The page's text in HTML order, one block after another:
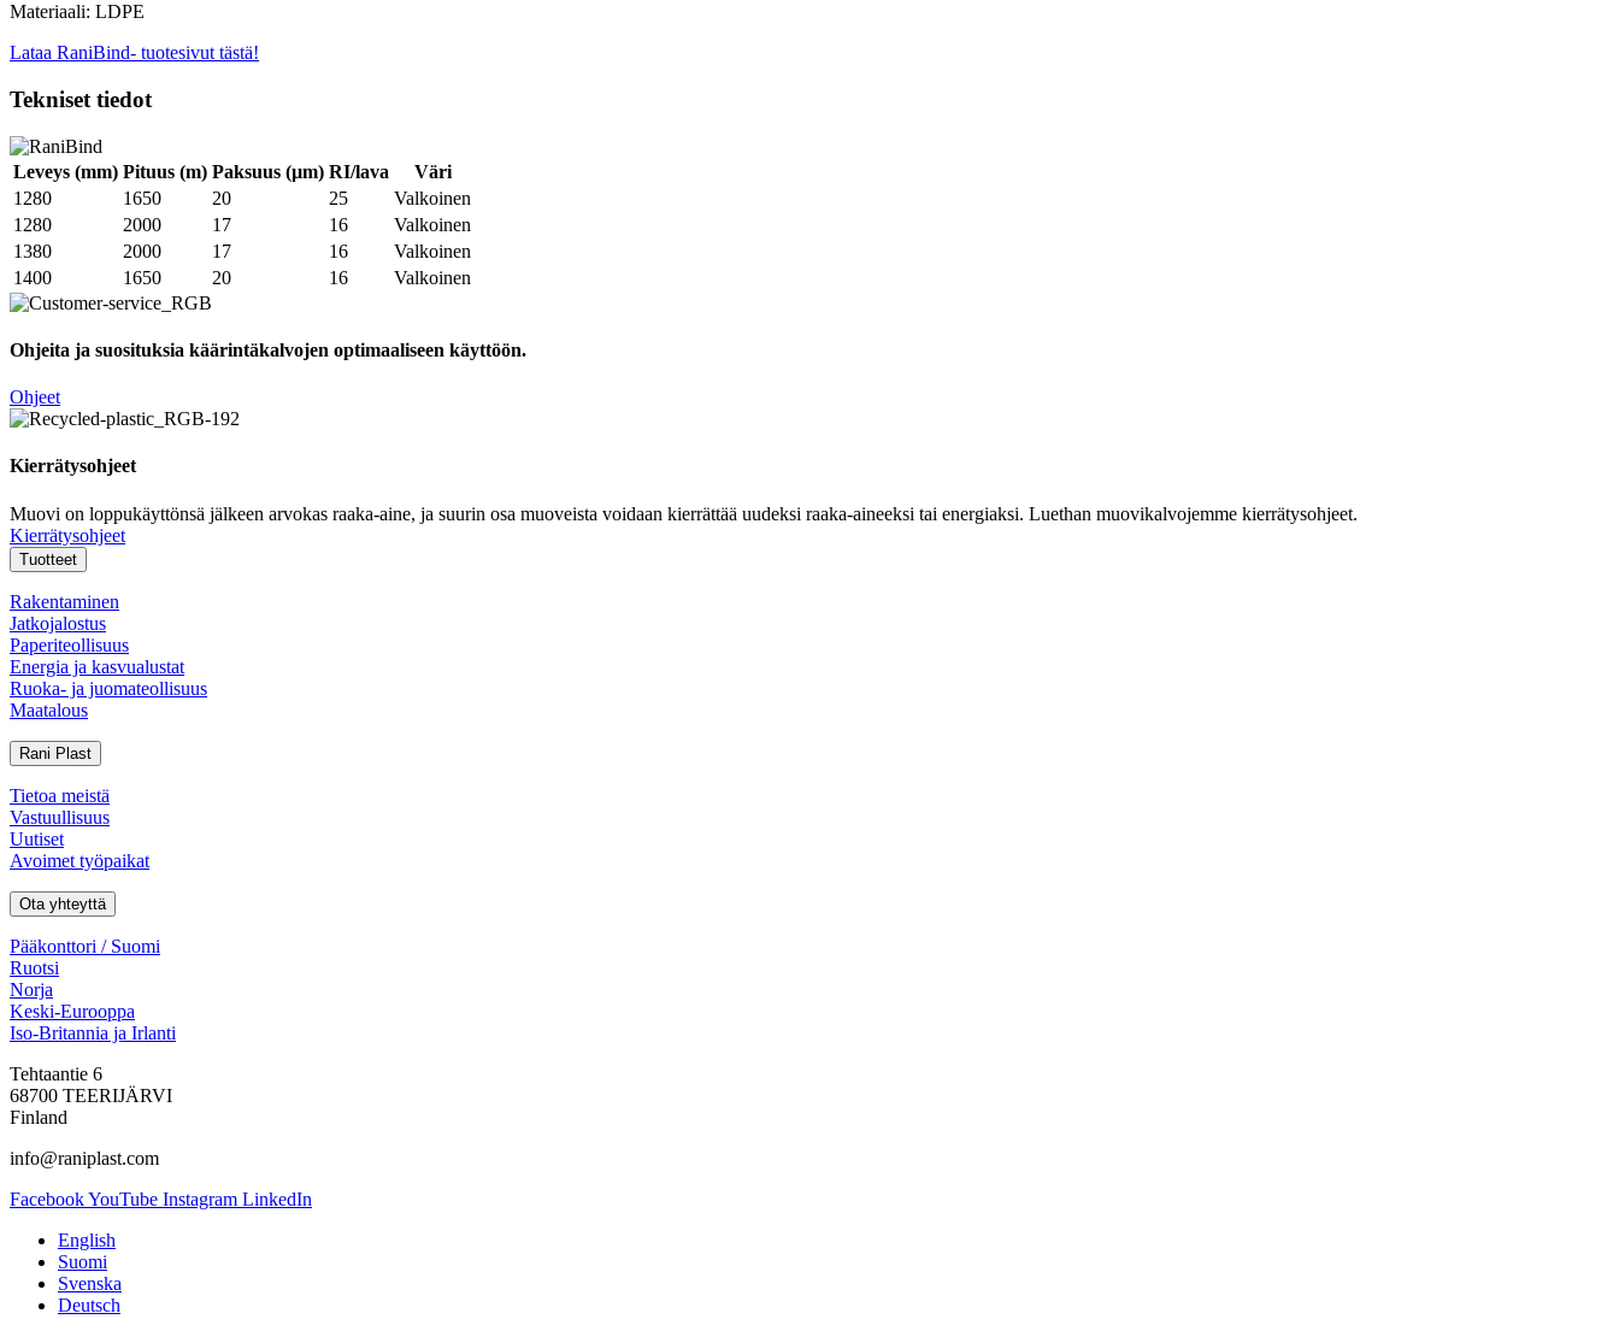
Materiaali: LDPE
Lataa RaniBind- tuotesivut tästä!
Tekniset tiedot
Leveys (mm) Pituus (m) Paksuus (µm) RI/lava
Väri
1280
1650 20 25
Valkoinen
1280
2000 17 16
Valkoinen
1380
2000 17 16
Valkoinen
1400
1650 20 16 Valkoinen
Ohjeita ja suosituksia käärintäkalvojen optimaaliseen käyttöön.
Ohjeet
Kierrätysohjeet
Muovi on loppukäyttönsä jälkeen arvokas raaka-aine, ja suurin osa muoveista voidaan kierrättää uudeksi raaka-aineeksi tai energiaksi. Luethan muovikalvojemme kierrätysohjeet.
Kierrätysohjeet
Tuotteet
Rakentaminen
Jatkojalostus
Paperiteollisuus
Energia ja kasvualustat
Ruoka- ja juomateollisuus
Maatalous
Rani Plast
Tietoa meistä
Vastuullisuus
Uutiset
Avoimet työpaikat
Ota yhteyttä
Pääkonttori / Suomi
Ruotsi
Norja
Keski-Eurooppa
Iso-Britannia ja Irlanti
Tehtaantie 6
68700 TEERIJÄRVI
Finland
info@raniplast.com
FacebookYouTube Instagram LinkedIn
English
Suomi
Svenska
Deutsch